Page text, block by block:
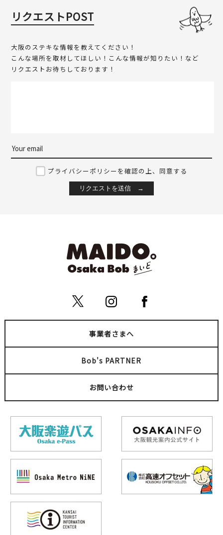
リクエストPOST
大阪のステキな情報を教えてください！
こんな場所を取材してほしい！こんな情報が知りたい！など
リクエストお待ちしております！
プライバシーポリシーを確認の上、同意する
事業者さまへ
Bob's PARTNER
お問い合わせ